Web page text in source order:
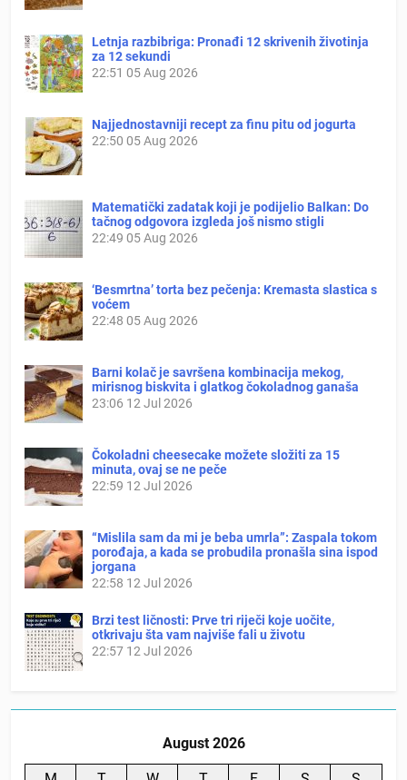
Letnja razbibriga: Pronađi 12 skrivenih životinja
za 12 sekundi
22:51 05 Aug 2026
Najjednostavniji recept za finu pitu od jogurta
22:50 05 Aug 2026
Matematički zadatak koji je podijelio Balkan: Do
tačnog odgovora izgleda još nismo stigli
22:49 05 Aug 2026
‘Besmrtna’ torta bez pečenja: Kremasta slastica s
voćem
22:48 05 Aug 2026
Barni kolač je savršena kombinacija mekog,
mirisnog biskvita i glatkog čokoladnog ganaša
23:06 12 Jul 2026
Čokoladni cheesecake možete složiti za 15
minuta, ovaj se ne peče
22:59 12 Jul 2026
“Mislila sam da mi je beba umrla”: Zaspala tokom
porođaja, a kada se probudila pronašla sina ispod
jorgana
22:58 12 Jul 2026
Brzi test ličnosti: Prve tri riječi koje uočite,
otkrivaju šta vam najviše fali u životu
22:57 12 Jul 2026
August 2026